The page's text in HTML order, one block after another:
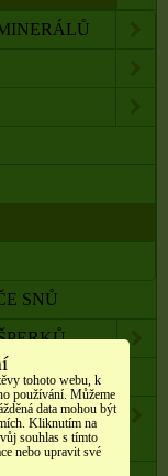
SNŮ
VOSKU
tohoto webu, k
používání. Můžeme
data mohou být
Kliknutím na
souhlas s tímto
nebo upravit své